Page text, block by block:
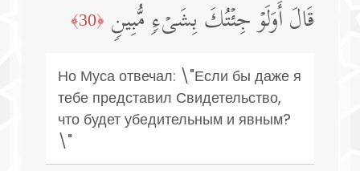
قَالَ أَوَلَوۡ جِئۡتُكَ بِشَیۡءࣲ مُّبِینࣲ ﴿30﴾
Но Муса отвечал: \"Если бы даже я
тебе представил Свидетельство,
что будет убедительным и явным?
\"